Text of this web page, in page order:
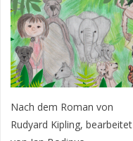
Nach dem Roman von
Rudyard Kipling, bearbeitet